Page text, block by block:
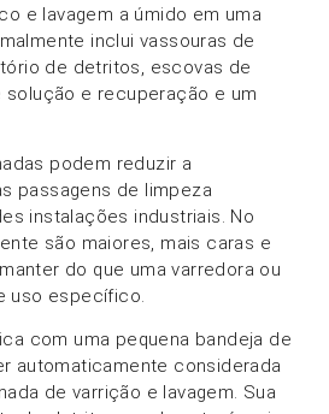
e lavagem a úmido em uma
inclui vassouras de
de detritos, escovas de
solução e recuperação e um
podem reduzir a
passagens de limpeza
instalações industriais. No
são maiores, mais caras e
do que uma varredora ou
uso específico.
com uma pequena bandeja de
automaticamente considerada
de varrição e lavagem. Sua